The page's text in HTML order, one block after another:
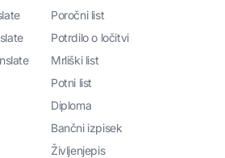
Poročni list
Potrdilo o ločitvi
Mrliški list
Potni list
Diploma
Bančni izpisek
Življenjepis